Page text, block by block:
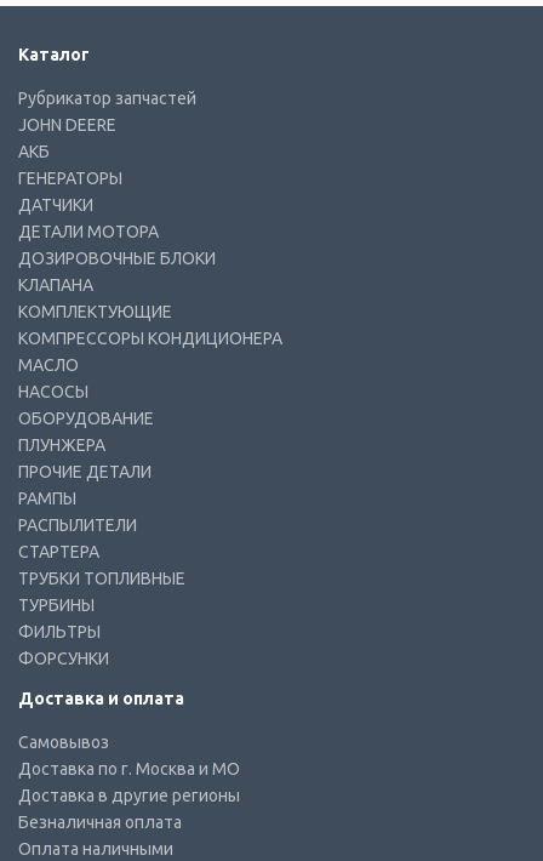
Каталог
Рубрикатор запчастей
JOHN DEERE
АКБ
ГЕНЕРАТОРЫ
ДАТЧИКИ
ДЕТАЛИ МОТОРА
ДОЗИРОВОЧНЫЕ БЛОКИ
КЛАПАНА
КОМПЛЕКТУЮЩИЕ
КОМПРЕССОРЫ КОНДИЦИОНЕРА
МАСЛО
НАСОСЫ
ОБОРУДОВАНИЕ
ПЛУНЖЕРА
ПРОЧИЕ ДЕТАЛИ
РАМПЫ
РАСПЫЛИТЕЛИ
СТАРТЕРА
ТРУБКИ ТОПЛИВНЫЕ
ТУРБИНЫ
ФИЛЬТРЫ
ФОРСУНКИ
Доставка и оплата
Самовывоз
Доставка по г. Москва и МО
Доставка в другие регионы
Безналичная оплата
Оплата наличными